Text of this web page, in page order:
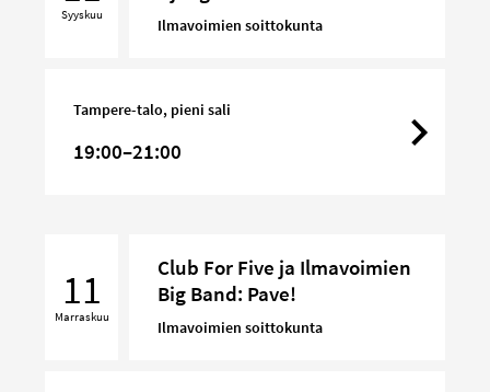
Syyskuu
Ilmavoimien soittokunta
Tampere-talo, pieni sali
19:00–21:00
Five
ja
11
Marraskuu
Club For Five ja Ilmavoimien
Big Band: Pave!
Ilmavoimien soittokunta